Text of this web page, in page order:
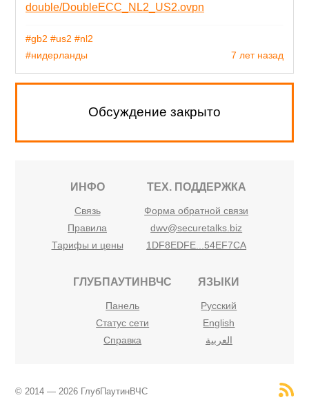
double/DoubleECC_NL2_US2.ovpn
7 лет назад
#gb2 #us2 #nl2
#нидерланды
Обсуждение закрыто
ИНФО
Связь
Правила
Тарифы и цены
ТЕХ. ПОДДЕРЖКА
Форма обратной связи
dwv@securetalks.biz
1DF8EDFE...54EF7CA
ГЛУБПАУТИНВЧС
Панель
Статус сети
Справка
ЯЗЫКИ
Русский
English
العربية
© 2014 — 2026 ГлубПаутинВЧС